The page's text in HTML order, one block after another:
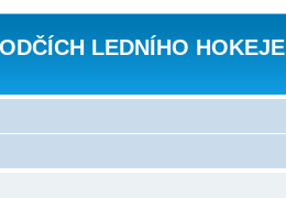
LEDNÍHO HOKEJE